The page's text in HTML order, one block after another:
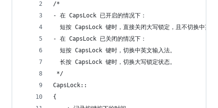
/*
- 在 CapsLock 已开启的情况下：
短按 CapsLock 键时，直接关闭大写锁定，且不切换中英文
- 在 CapsLock 已关闭的情况下：
  短按 CapsLock 键时，切换中英文输入法。
  长按 CapsLock 键时，切换大写锁定状态。
*/
CapsLock::
{